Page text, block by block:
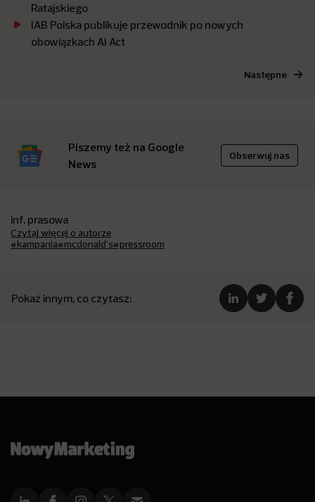
Ratajskiego
IAB Polska publikuje przewodnik po nowych
obowiązkach AI Act
Następne
Piszemy też na Google
News
Obserwuj nas
inf. prasowa
Czytaj więcej o autorze
#kampania#mcdonald's#pressroom
Pokaż innym, co czytasz: